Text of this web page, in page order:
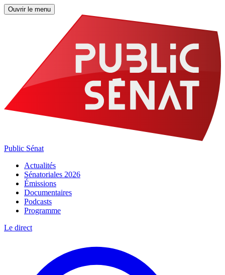
Ouvrir le menu
Public Sénat
Actualités
Sénatoriales 2026
Émissions
Documentaires
Podcasts
Programme
Le direct